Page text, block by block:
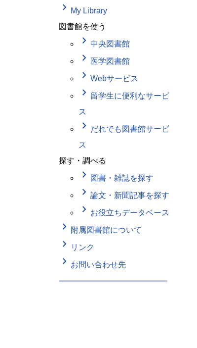
keyboard_arrow_right My Library
図書館を使う
keyboard_arrow_right 中央図書館
keyboard_arrow_right 医学図書館
keyboard_arrow_right Webサービス
keyboard_arrow_right 留学生に便利なサービ
ス
keyboard_arrow_right だれでも図書館サービ
ス
探す・調べる
keyboard_arrow_right 図書・雑誌を探す
keyboard_arrow_right 論文・新聞記事を探す
keyboard_arrow_right お役立ちデータベース
keyboard_arrow_right 附属図書館について
keyboard_arrow_right リンク
keyboard_arrow_right お問い合わせ先